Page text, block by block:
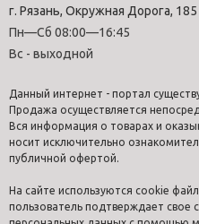
г. Рязань, Окружная Дорога, 185
Пн—Сб 08:00—16:45
Вс - выходной
Данный интернет - портал
Продажа осуществляется
Вся информация о товарах и
носит исключительно
публичной офертой.
На сайте используются cookie
пользователь подтверждает свое